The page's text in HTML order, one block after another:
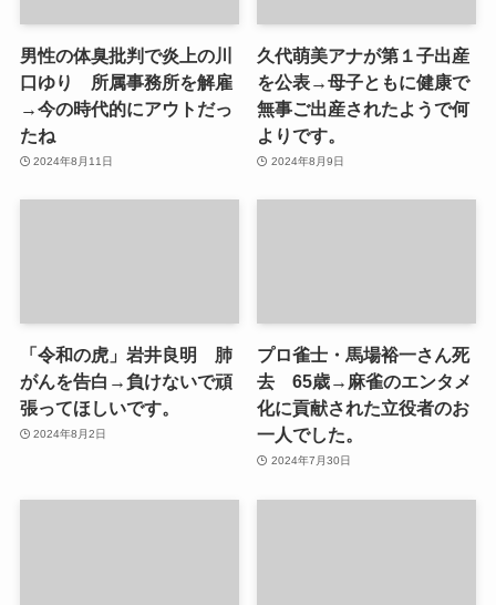
男性の体臭批判で炎上の川
口ゆり 所属事務所を解雇
→今の時代的にアウトだっ
たね
2024年8月11日
久代萌美アナが第１子出産
を公表→母子ともに健康で
無事ご出産されたようで何
よりです。
2024年8月9日
「令和の虎」岩井良明 肺
がんを告白→負けないで頑
張ってほしいです。
2024年8月2日
プロ雀士・馬場裕一さん死
去 65歳→麻雀のエンタメ
化に貢献された立役者のお
一人でした。
2024年7月30日